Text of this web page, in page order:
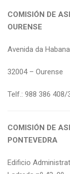
COMISIÓN DE
OURENSE
Avenida da
32004 – Ourense
Telf.: 988 386 408/
COMISIÓN DE
PONTEVEDRA
Edificio